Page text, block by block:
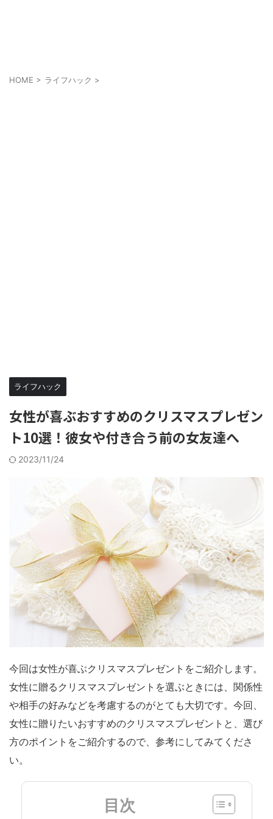
HOME > ライフハック >
ライフハック
女性が喜ぶおすすめのクリスマスプレゼン
ト10選！彼女や付き合う前の女友達へ
2023/11/24
今回は女性が喜ぶクリスマスプレゼントをご紹介します。
女性に贈るクリスマスプレゼントを選ぶときには、関係性
や相手の好みなどを考慮するのがとても大切です。今回、
女性に贈りたいおすすめのクリスマスプレゼントと、選び
方のポイントをご紹介するので、参考にしてみてくださ
い。
目次